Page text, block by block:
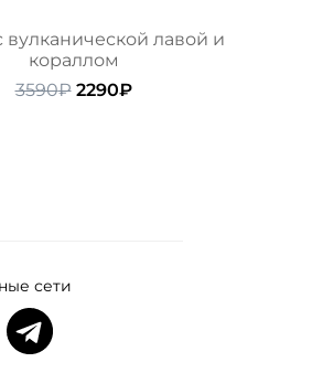
вулканической лавой и
кораллом
3590₽ Первоначальная
2290₽Текущая
сети